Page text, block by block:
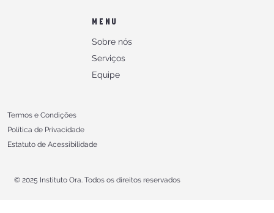
MENU
Sobre nós
Serviços
Equipe
Termos e Condições
Política de Privacidade
Estatuto de Acessibilidade
© 2025 Instituto Ora. Todos os direitos reservados